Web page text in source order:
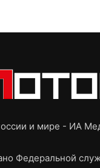
и мире - ИА
Федеральной